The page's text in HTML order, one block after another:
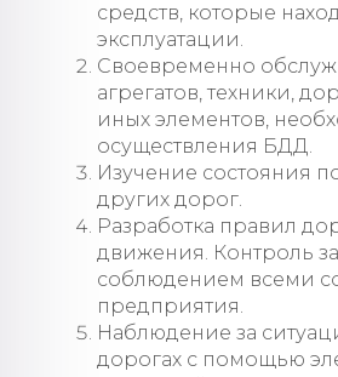
средств, которые
эксплуатации.
Своевременно
агрегатов, техники,
иных элементов,
осуществления БДД.
Изучение состояния
других дорог.
Разработка правил
движения. Контроль
соблюдением всеми
предприятия.
Наблюдение за
дорогах с помощью